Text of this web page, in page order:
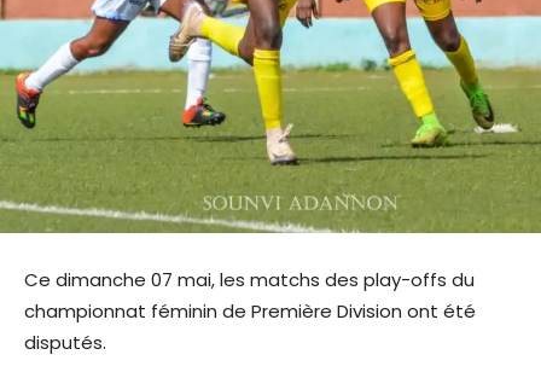
Ce dimanche 07 mai, les matchs des play-offs du
championnat féminin de Première Division ont été
disputés.